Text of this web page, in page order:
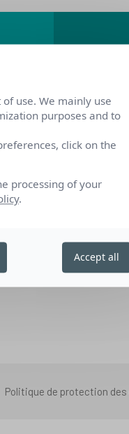
Nos partenariats
Nous rejoindre
Politique de protection des
use. We mainly use
purposes and to
click on the
processing of your
.
Accept all